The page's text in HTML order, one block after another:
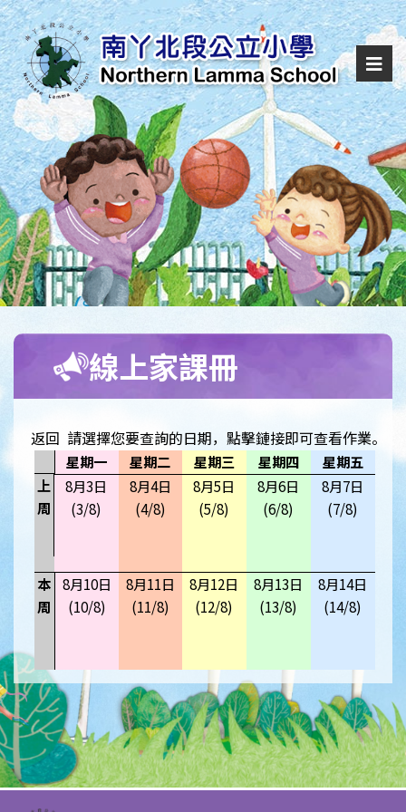
線上家課冊
返回 請選擇您要查詢的日期，點擊鏈接即可查看作業。
星期一 星期二 星期三 星期四
星期五
上
周
8月3日
(3/8)
8月4日
(4/8)
8月5日
(5/8)
8月6日
(6/8)
8月7日
(7/8)
本
周
8月10日
(10/8)
8月11日
(11/8)
8月12日
(12/8)
8月13日
(13/8)
8月14日
(14/8)